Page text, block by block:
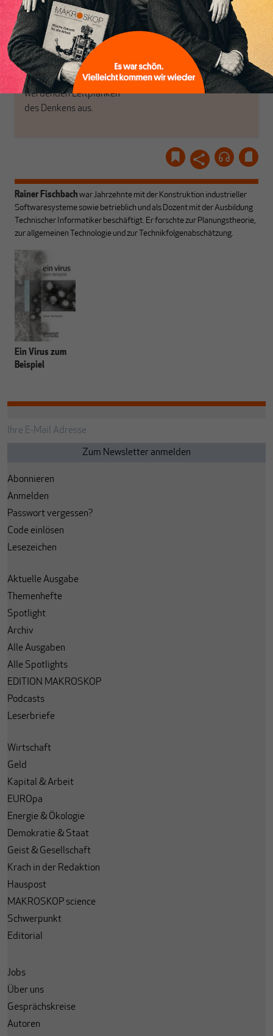
Dabei leben wir von
unseren Autoren, ihren
Recherchen, ihrem Wissen
und ihrem Enthusiasmus.
Gemeinsam scheren wir
aus den schmaler
werdenden Leitplanken
des Denkens aus.
ABONNIEREN SIE
MAKROSKOP
Schon Abonnent? Dann
hiereinloggen !
Rainer Fischbach war Jahrzehnte mit der Konstruktion industrieller
Softwaresysteme sowie betrieblich und als Dozent mit der Ausbildung
Technischer Informatiker beschäftigt. Er forschte zur Planungstheorie,
zur allgemeinen Technologie und zur Technikfolgenabschätzung.
Ein Virus zum
Beispiel
Abonnieren
Anmelden
Passwort vergessen?
Code einlösen
Lesezeichen
Aktuelle Ausgabe
Themenhefte
Spotlight
Archiv
Alle Ausgaben
Alle Spotlights
EDITION MAKROSKOP
Podcasts
Leserbriefe
Wirtschaft
Geld
Kapital & Arbeit
EUROpa
Energie & Ökologie
Demokratie & Staat
Geist & Gesellschaft
Krach in der Redaktion
Hauspost
MAKROSKOP science
Schwerpunkt
Editorial
Jobs
Über uns
Gesprächskreise
Autoren